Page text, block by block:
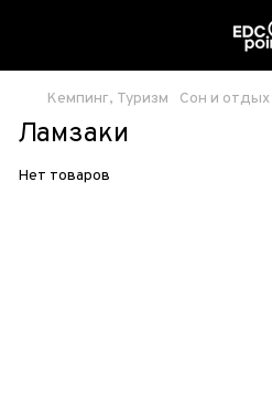
Кемпинг, Туризм Сон и отдых
Ламзаки
Нет товаров